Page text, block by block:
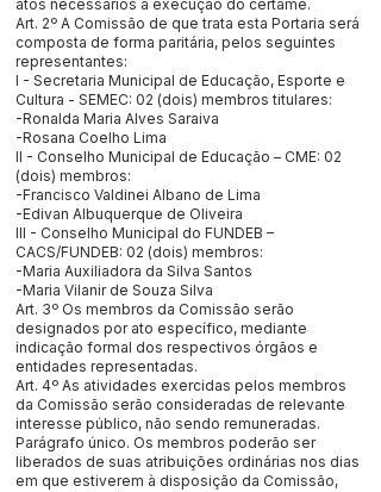
atos necessários à execução do certame.
Art. 2º A Comissão de que trata esta Portaria será
composta de forma paritária, pelos seguintes
representantes:
I - Secretaria Municipal de Educação, Esporte e
Cultura - SEMEC: 02 (dois) membros titulares:
-Ronalda Maria Alves Saraiva
-Rosana Coelho Lima
II - Conselho Municipal de Educação – CME: 02
(dois) membros:
-Francisco Valdinei Albano de Lima
-Edivan Albuquerque de Oliveira
III - Conselho Municipal do FUNDEB –
CACS/FUNDEB: 02 (dois) membros:
-Maria Auxiliadora da Silva Santos
-Maria Vilanir de Souza Silva
Art. 3º Os membros da Comissão serão
designados por ato específico, mediante
indicação formal dos respectivos órgãos e
entidades representadas.
Art. 4º As atividades exercidas pelos membros
da Comissão serão consideradas de relevante
interesse público, não sendo remuneradas.
Parágrafo único. Os membros poderão ser
liberados de suas atribuições ordinárias nos dias
em que estiverem à disposição da Comissão,